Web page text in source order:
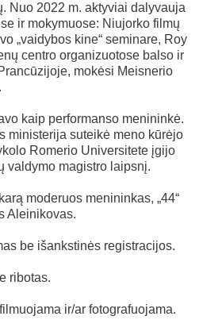
Nuo 2022 m. aktyviai dalyvauja
ir mokymuose: Niujorko filmų
„vaidybos kine“ seminare, Roy
centro organizuotose balso ir
mokėsi Meisnerio
kaip performanso menininkė.
ministerija suteikė meno kūrėjo
Romerio Universitete įgijo
valdymo magistro laipsnį.
moderuos menininkas, „44“
Aleinikovas.
be išankstinės registracijos.
ribotas.
ir/ar fotografuojama.